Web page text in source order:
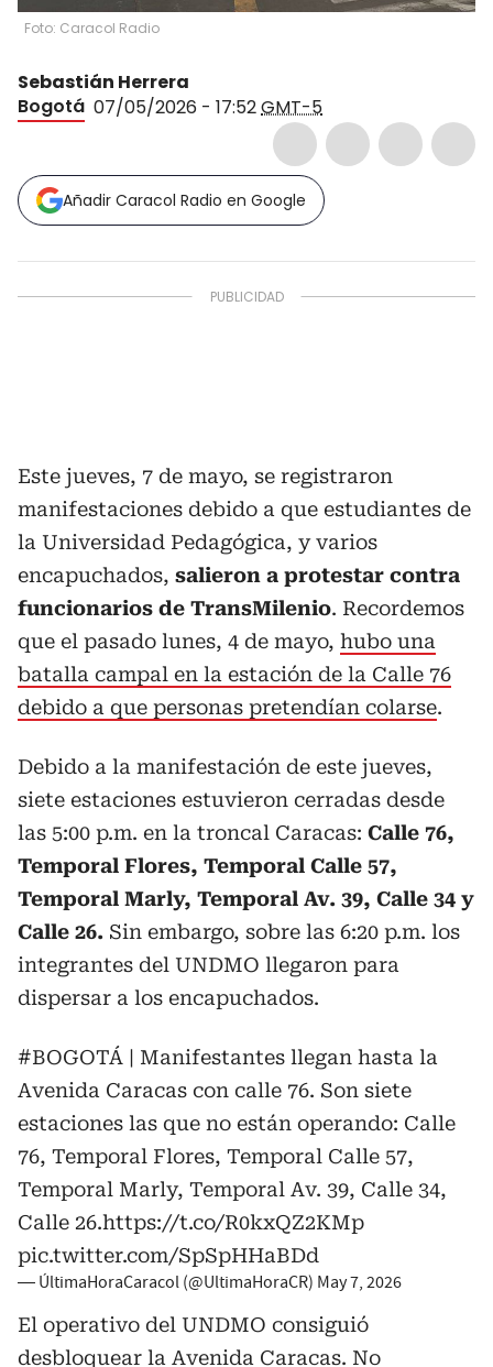
Foto: Caracol Radio
Sebastián Herrera
Bogotá 07/05/2026 - 17:52GMT-5
Añadir Caracol Radio en Google
Este jueves, 7 de mayo, se registraron
manifestaciones debido a que estudiantes de
la Universidad Pedagógica, y varios
encapuchados, salieron a protestar contra
funcionarios de TransMilenio. Recordemos
que el pasado lunes, 4 de mayo, hubo una
batalla campal en la estación de la Calle 76
debido a que personas pretendían colarse.
Debido a la manifestación de este jueves,
siete estaciones estuvieron cerradas desde
las 5:00 p.m. en la troncal Caracas: Calle 76,
Temporal Flores, Temporal Calle 57,
Temporal Marly, Temporal Av. 39, Calle 34 y
Calle 26. Sin embargo, sobre las 6:20 p.m. los
integrantes del UNDMO llegaron para
dispersar a los encapuchados.
#BOGOTÁ | Manifestantes llegan hasta la
Avenida Caracas con calle 76. Son siete
estaciones las que no están operando: Calle
76, Temporal Flores, Temporal Calle 57,
Temporal Marly, Temporal Av. 39, Calle 34,
Calle 26.https://t.co/R0kxQZ2KMp
pic.twitter.com/SpSpHHaBDd
— ÚltimaHoraCaracol (@UltimaHoraCR) May 7, 2026
El operativo del UNDMO consiguió
desbloquear la Avenida Caracas. No